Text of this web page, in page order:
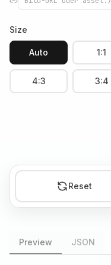
Size
Auto 1:1
4:3 3:4
Reset
Preview JSON